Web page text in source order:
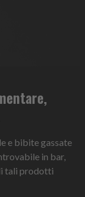
e bibite gassate
in bar,
tali prodotti